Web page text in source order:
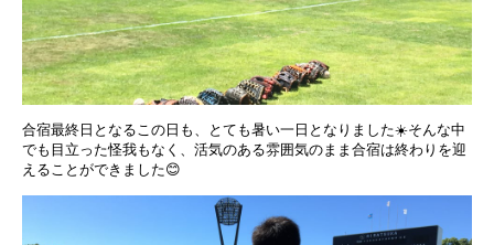
合宿最終日となるこの日も、とても暑い一日となりました☀️そんな中
でも目立った怪我もなく、活気のある雰囲気のまま合宿は終わりを迎
えることができました😊